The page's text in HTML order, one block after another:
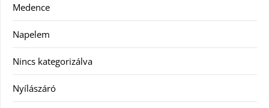
Medence
Napelem
Nincs kategorizálva
Nyílászáró